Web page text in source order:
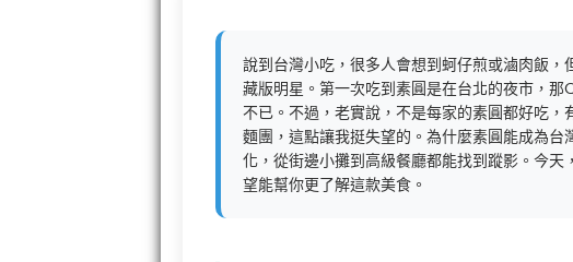
說到台灣小吃，很多人會想到蚵仔煎或滷肉飯
藏版明星。第一次吃到素圓是在台北的夜市，
不已。不過，老實說，不是每家的素圓都好吃
麵團，這點讓我挺失望的。為什麼素圓能成為
化，從街邊小攤到高級餐廳都能找到蹤影。今
望能幫你更了解這款美食。